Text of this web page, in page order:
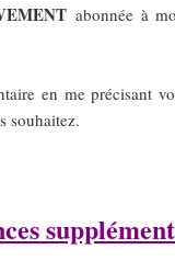
abonnée à
en me précisant
souhaitez.